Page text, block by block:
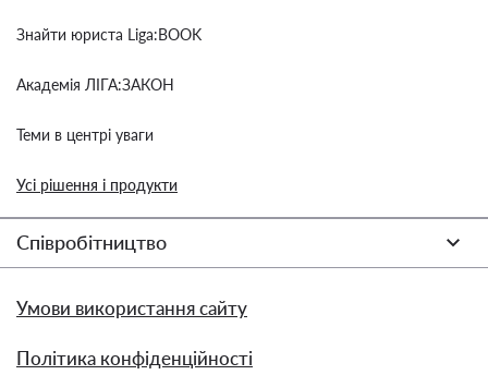
Знайти юриста Liga:BOOK
Академія ЛІГА:ЗАКОН
Теми в центрі уваги
Усі рішення і продукти
Співробітництво
Умови використання сайту
Політика конфіденційності